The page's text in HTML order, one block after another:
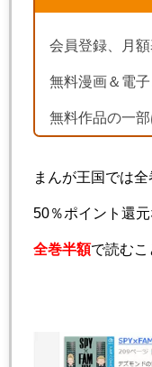
会員登録、月額
無料漫画＆電
無料作品の一
まんが王国では
50％ポイント還
全巻半額で読むこ